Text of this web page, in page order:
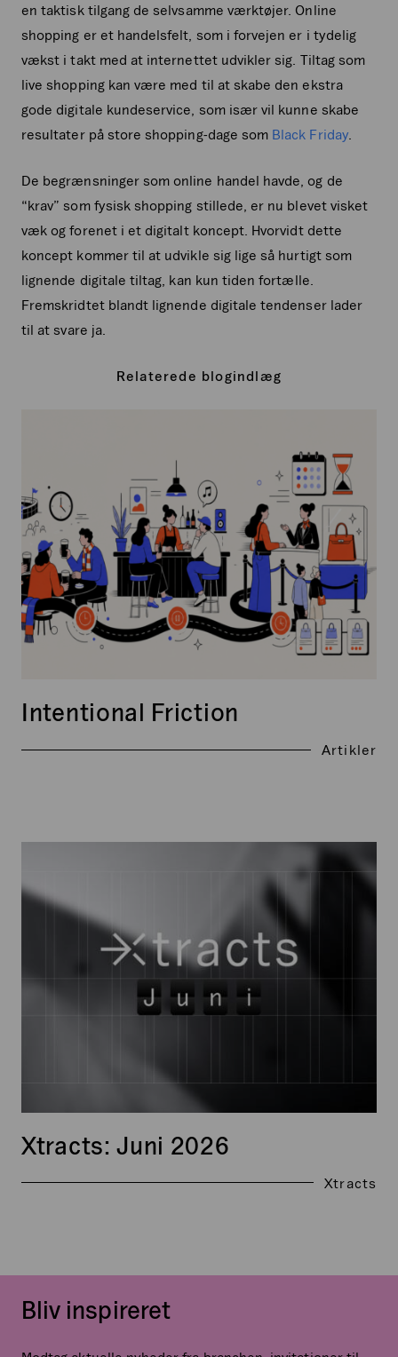
en taktisk tilgang de selvsamme værktøjer. Online
shopping er et handelsfelt, som i forvejen er i tydelig
vækst i takt med at internettet udvikler sig. Tiltag som
live shopping kan være med til at skabe den ekstra
gode digitale kundeservice, som især vil kunne skabe
resultater på store shopping-dage som Black Friday.
De begrænsninger som online handel havde, og de
“krav” som fysisk shopping stillede, er nu blevet visket
væk og forenet i et digitalt koncept. Hvorvidt dette
koncept kommer til at udvikle sig lige så hurtigt som
lignende digitale tiltag, kan kun tiden fortælle.
Fremskridtet blandt lignende digitale tendenser lader
til at svare ja.
Relaterede blogindlæg
Artikler
Intentional Friction
2026
Xtracts
Xtracts: Juni 2026
Bliv inspireret